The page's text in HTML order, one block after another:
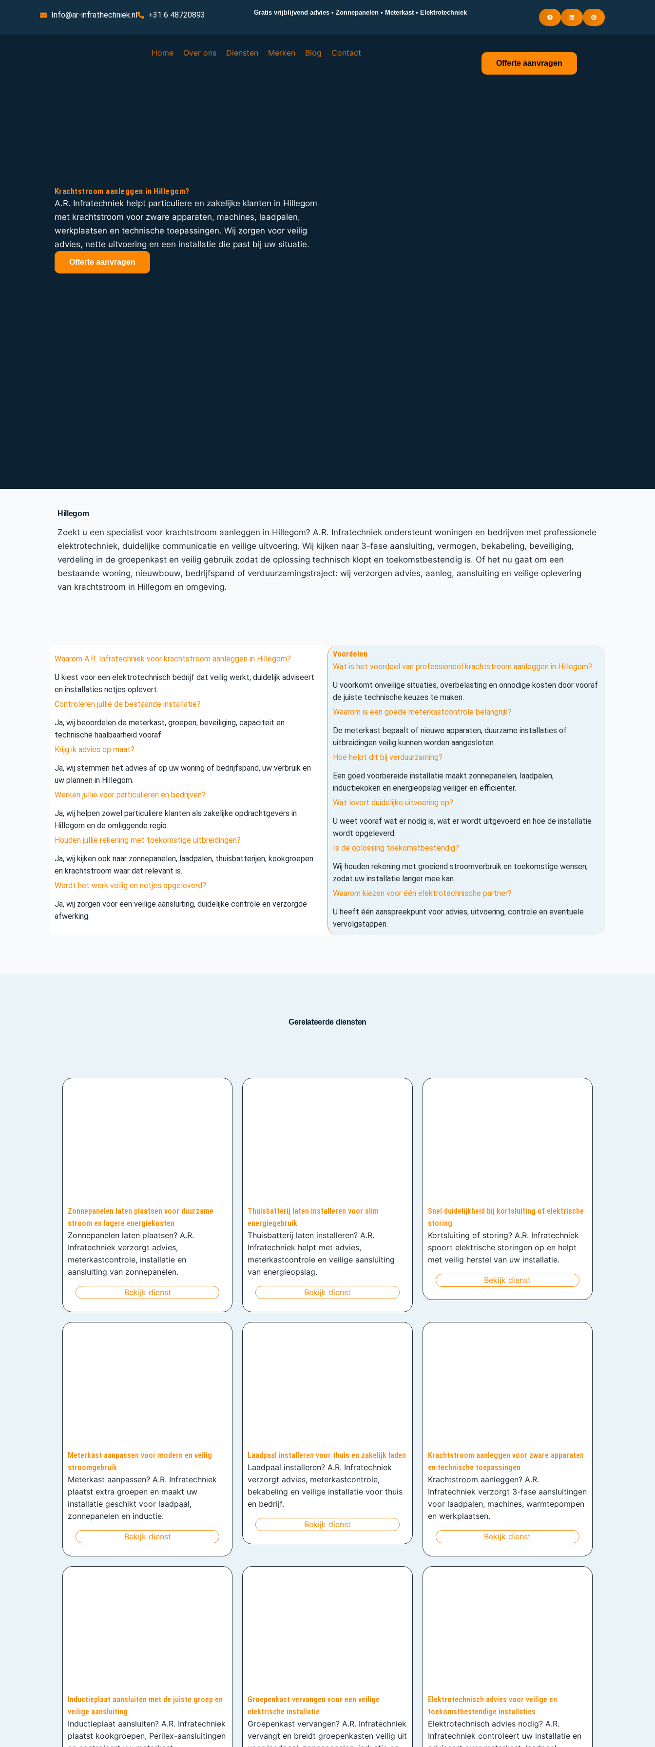
Info@ar-infrathechniek.nl +31 6 48720893 Gratis vrijblijvend advies • Zonnepanelen • Meterkast • Elektrotechniek
Home Over ons Diensten Merken Blog Contact
Offerte aanvragen
Krachtstroom aanleggen in Hillegom?
A.R. Infratechniek helpt particuliere en zakelijke klanten in Hillegom
met krachtstroom voor zware apparaten, machines, laadpalen,
werkplaatsen en technische toepassingen. Wij zorgen voor veilig
advies, nette uitvoering en een installatie die past bij uw situatie.
Offerte aanvragen
Hillegom
Zoekt u een specialist voor krachtstroom aanleggen in Hillegom? A.R. Infratechniek ondersteunt woningen en bedrijven met professionele
elektrotechniek, duidelijke communicatie en veilige uitvoering. Wij kijken naar 3-fase aansluiting, vermogen, bekabeling, beveiliging,
verdeling in de groepenkast en veilig gebruik zodat de oplossing technisch klopt en toekomstbestendig is. Of het nu gaat om een
bestaande woning, nieuwbouw, bedrijfspand of verduurzamingstraject: wij verzorgen advies, aanleg, aansluiting en veilige oplevering
van krachtstroom in Hillegom en omgeving.
Waarom A.R. Infratechniek voor krachtstroom aanleggen in Hillegom?
U kiest voor een elektrotechnisch bedrijf dat veilig werkt, duidelijk adviseert
en installaties netjes oplevert.
Controleren jullie de bestaande installatie?
Ja, wij beoordelen de meterkast, groepen, beveiliging, capaciteit en
technische haalbaarheid vooraf.
Krijg ik advies op maat?
Ja, wij stemmen het advies af op uw woning of bedrijfspand, uw verbruik en
uw plannen in Hillegom.
Werken jullie voor particulieren en bedrijven?
Ja, wij helpen zowel particuliere klanten als zakelijke opdrachtgevers in
Hillegom en de omliggende regio.
Houden jullie rekening met toekomstige uitbreidingen?
Ja, wij kijken ook naar zonnepanelen, laadpalen, thuisbatterijen, kookgroepen
en krachtstroom waar dat relevant is.
Wordt het werk veilig en netjes opgeleverd?
Ja, wij zorgen voor een veilige aansluiting, duidelijke controle en verzorgde
afwerking.
Voordelen
Wat is het voordeel van professioneel krachtstroom aanleggen in Hillegom?
U voorkomt onveilige situaties, overbelasting en onnodige kosten door vooraf
de juiste technische keuzes te maken.
Waarom is een goede meterkastcontrole belangrijk?
De meterkast bepaalt of nieuwe apparaten, duurzame installaties of
uitbreidingen veilig kunnen worden aangesloten.
Hoe helpt dit bij verduurzaming?
Een goed voorbereide installatie maakt zonnepanelen, laadpalen,
inductiekoken en energieopslag veiliger en efficiënter.
Wat levert duidelijke uitvoering op?
U weet vooraf wat er nodig is, wat er wordt uitgevoerd en hoe de installatie
wordt opgeleverd.
Is de oplossing toekomstbestendig?
Wij houden rekening met groeiend stroomverbruik en toekomstige wensen,
zodat uw installatie langer mee kan.
Waarom kiezen voor één elektrotechnische partner?
U heeft één aanspreekpunt voor advies, uitvoering, controle en eventuele
vervolgstappen.
Gerelateerde diensten
Zonnepanelen laten plaatsen voor duurzame
stroom en lagere energiekosten
Zonnepanelen laten plaatsen? A.R.
Infratechniek verzorgt advies,
meterkastcontrole, installatie en
aansluiting van zonnepanelen.
Bekijk dienst
Thuisbatterij laten installeren voor slim
energiegebruik
Thuisbatterij laten installeren? A.R.
Infratechniek helpt met advies,
meterkastcontrole en veilige aansluiting
van energieopslag.
Bekijk dienst
Snel duidelijkheid bij kortsluiting of elektrische
storing
Kortsluiting of storing? A.R. Infratechniek
spoort elektrische storingen op en helpt
met veilig herstel van uw installatie.
Bekijk dienst
Meterkast aanpassen voor modern en veilig
stroomgebruik
Meterkast aanpassen? A.R. Infratechniek
plaatst extra groepen en maakt uw
installatie geschikt voor laadpaal,
zonnepanelen en inductie.
Bekijk dienst
Laadpaal installeren voor thuis en zakelijk laden
Laadpaal installeren? A.R. Infratechniek
verzorgt advies, meterkastcontrole,
bekabeling en veilige installatie voor thuis
en bedrijf.
Bekijk dienst
Krachtstroom aanleggen voor zware apparaten
en technische toepassingen
Krachtstroom aanleggen? A.R.
Infratechniek verzorgt 3-fase aansluitingen
voor laadpalen, machines, warmtepompen
en werkplaatsen.
Bekijk dienst
Inductieplaat aansluiten met de juiste groep en
veilige aansluiting
Inductieplaat aansluiten? A.R. Infratechniek
plaatst kookgroepen, Perilex-aansluitingen
Groepenkast vervangen voor een veilige
elektrische installatie
Groepenkast vervangen? A.R. Infratechniek
vervangt en breidt groepenkasten veilig uit
Elektrotechnisch advies voor veilige en
toekomstbestendige installaties
Elektrotechnisch advies nodig? A.R.
Infratechniek controleert uw installatie en